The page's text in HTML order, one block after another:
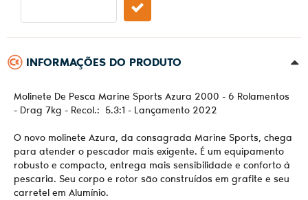
INFORMAÇÕES DO PRODUTO
Molinete De Pesca Marine Sports Azura 2000 - 6 Rolamentos
- Drag 7kg - Recol.: 5.3:1 - Lançamento 2022
O novo molinete Azura, da consagrada Marine Sports, chega
para atender o pescador mais exigente. É um equipamento
robusto e compacto, entrega mais sensibilidade e conforto à
pescaria. Seu corpo e rotor são construídos em grafite e seu
carretel em Alumínio.